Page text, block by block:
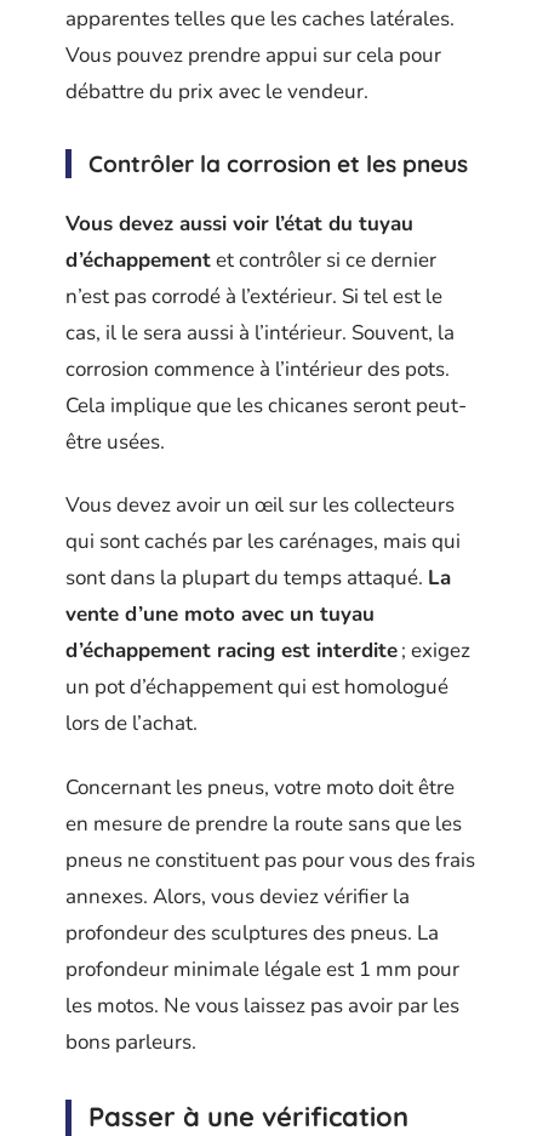
apparentes telles que les caches latérales.
Vous pouvez prendre appui sur cela pour
débattre du prix avec le vendeur.
Contrôler la corrosion et les pneus
Vous devez aussi voir l’état du tuyau
d’échappementet contrôler si ce dernier
n’est pas corrodé à l’extérieur. Si tel est le
cas, il le sera aussi à l’intérieur. Souvent, la
corrosion commence à l’intérieur des pots.
Cela implique que les chicanes seront peut-
être usées.
Vous devez avoir un œil sur les collecteurs
qui sont cachés par les carénages, mais qui
sont dans la plupart du temps attaqué. La
vente d’une moto avec un tuyau
d’échappement racing est interdite; exigez
un pot d’échappement qui est homologué
lors de l’achat.
Concernant les pneus, votre moto doit être
en mesure de prendre la route sans que les
pneus ne constituent pas pour vous des frais
annexes. Alors, vous deviez vérifier la
profondeur des sculptures des pneus. La
profondeur minimale légale est 1 mm pour
les motos. Ne vous laissez pas avoir par les
bons parleurs.
Passer à une vérification